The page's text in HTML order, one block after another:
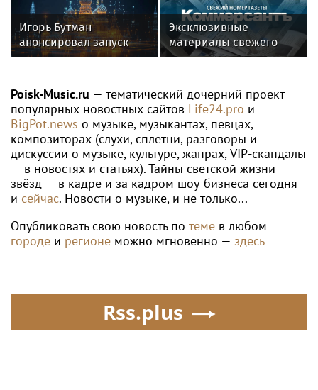
Игорь Бутман
анонсировал запуск
первого джазового
Эксклюзивные
материалы свежего
номера газеты
Poisk-Music.ru — тематический дочерний проект
популярных новостных сайтов Life24.pro и
BigPot.news о музыке, музыкантах, певцах,
композиторах (слухи, сплетни, разговоры и
дискуссии о музыке, культуре, жанрах, VIP-скандалы
— в новостях и статьях). Тайны светской жизни
звёзд — в кадре и за кадром шоу-бизнеса сегодня
и сейчас. Новости о музыке, и не только...
Опубликовать свою новость по теме в любом
городе и регионе можно мгновенно — здесь
Rss.plus